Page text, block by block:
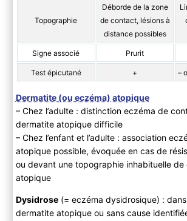
Topographie
Déborde de la zone
de contact, lésions à
distance possibles
Signe associé Prurit
Test épicutané + –
Dermatite (ou eczéma) atopique
– Chez l’adulte : distinction eczéma de
dermatite atopique difficile
– Chez l’enfant et l’adulte : association
atopique possible, évoquée en cas de
ou devant une topographie inhabituelle de
atopique
Dysidrose(= eczéma dysidrosique) :
dermatite atopique ou sans cause